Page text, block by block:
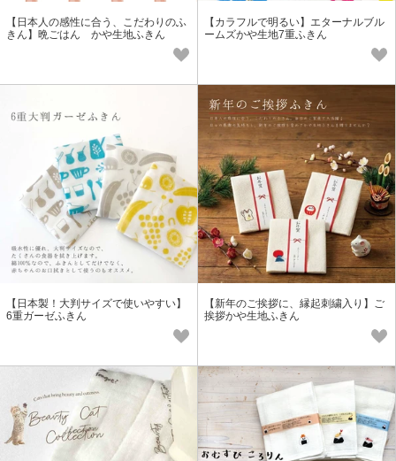
【日本人の感性に合う、こだわりのふ
きん】晩ごはん かや生地ふきん
【カラフルで明るい】エターナルブル
ームズかや生地7重ふきん
【日本製！大判サイズで使いやすい】
6重ガーゼふきん
【新年のご挨拶に、縁起刺繍入り】ご
挨拶かや生地ふきん